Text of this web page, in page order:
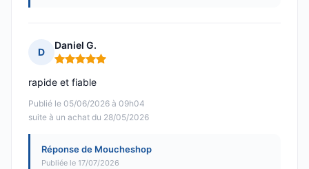
D
Daniel G.
Note : 5 sur 5
Publié le 05/06/2026 à 09h04
suite à un achat du 28/05/2026
rapide et fiable
Réponse de Moucheshop
Publiée le 17/07/2026